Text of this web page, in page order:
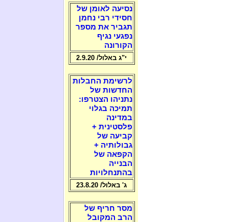
נסיעה לאומן של
חסידי רבי נחמן
תגביר את מספר
נפגעי נגיף
הקורונה
י"ג באלול/ 2.9.20
לרשימת החבלות
החדשות של
נתניהו הצטרפו:
תמיכה בגלוי
במדינה
פלסטינית +
קביעה של
גבולותיה +
הקפאה של
הבנייה
בהתנחלויות
ג' באלול/ 23.8.20
מסר חריף של
הרב המקובל